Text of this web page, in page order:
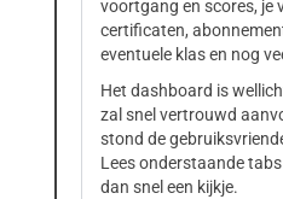
voortgang en scores, je
certificaten,
eventuele klas en nog
Het dashboard is
zal snel vertrouwd
stond de
Lees onderstaande
dan snel een kijkje.